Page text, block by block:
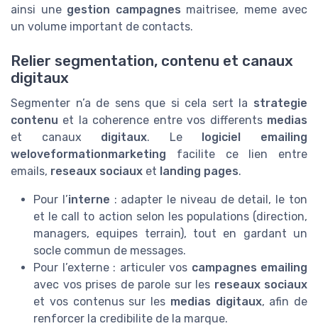
ainsi une gestion campagnes maitrisee, meme avec
un volume important de contacts.
Relier segmentation, contenu et canaux
digitaux
Segmenter n’a de sens que si cela sert la strategie
contenu et la coherence entre vos differents medias
et canaux digitaux. Le logiciel
emailing
weloveformationmarketing facilite ce lien entre
emails, reseaux sociaux et landing pages.
Pour l’interne : adapter le niveau de detail, le ton
et le call to action selon les populations (direction,
managers, equipes terrain), tout en gardant un
socle commun de messages.
Pour l’externe : articuler vos campagnes emailing
avec vos prises de parole sur les reseaux sociaux
et vos contenus sur les medias digitaux, afin de
renforcer la credibilite de la marque.